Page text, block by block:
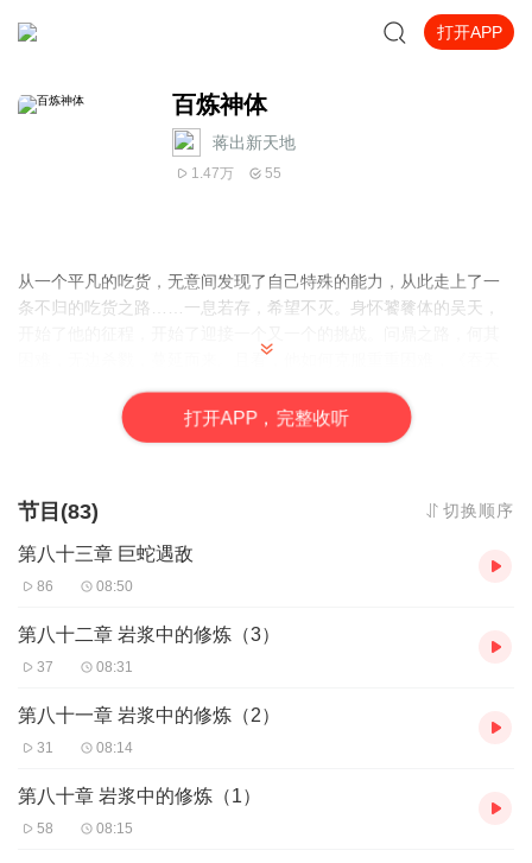
打开APP
百炼神体
蒋出新天地
1.47万 55
从一个平凡的吃货，无意间发现了自己特殊的能力，从此走上了一
条不归的吃货之路……一息若存，希望不灭。身怀饕餮体的吴天，
困难，无边杀戮，蔓延而来。且看，他如何克服重重困难，《吞天
主播:蒋出新天地
打开APP，完整收听
节目(83) 切换顺序
第八十三章 巨蛇遇敌
86 08:50
第八十二章 岩浆中的修炼（3）
37 08:31
第八十一章 岩浆中的修炼（2）
31 08:14
第八十章 岩浆中的修炼（1）
58 08:15